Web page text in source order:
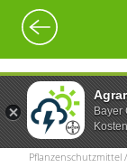
Bayer
Pflanzenschutzmittel